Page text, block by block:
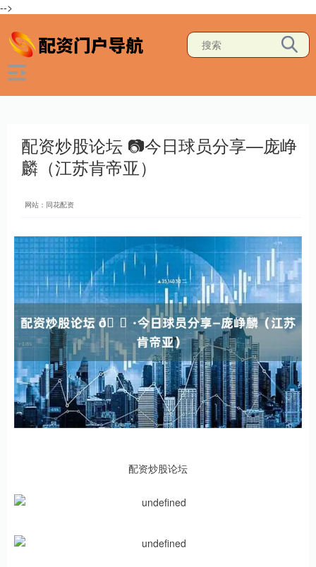
-->
配资炒股论坛 📷今日球员分享—庞峥
麟（江苏肯帝亚）
网站：同花配资
配资炒股论坛